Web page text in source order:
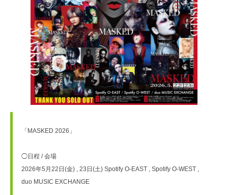
「MASKED 2026」
◯日程 / 会場
2026年5月22日(金) , 23日(土) Spotify O-EAST , Spotify O-WEST ,
duo MUSIC EXCHANGE